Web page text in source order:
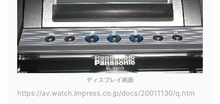
ディスプレイ画面
https://av.watch.impress.co.jp/docs/20011130/q.htm